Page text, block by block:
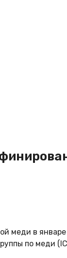
меди в
по меди